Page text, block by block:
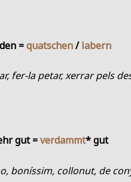
=quatschen/labern
fer-la petar, xerrar pels
gut =verdammt* gut
boníssim, collonut, de